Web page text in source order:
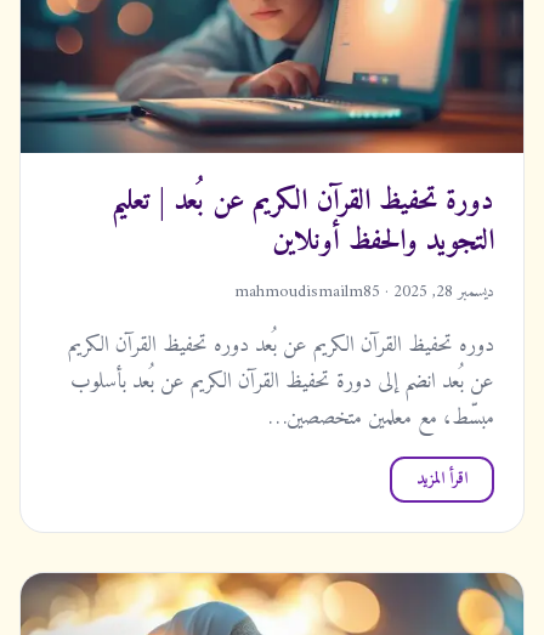
دورة تحفيظ القرآن الكريم عن بُعد | تعليم
التجويد والحفظ أونلاين
ديسمبر 28, 2025 · mahmoudismailm85
دوره تحفيظ القرآن الكريم عن بُعد دوره تحفيظ القرآن الكريم
عن بُعد انضم إلى دورة تحفيظ القرآن الكريم عن بُعد بأسلوب
مبسّط، مع معلمين متخصصين…
اقرأ المزيد